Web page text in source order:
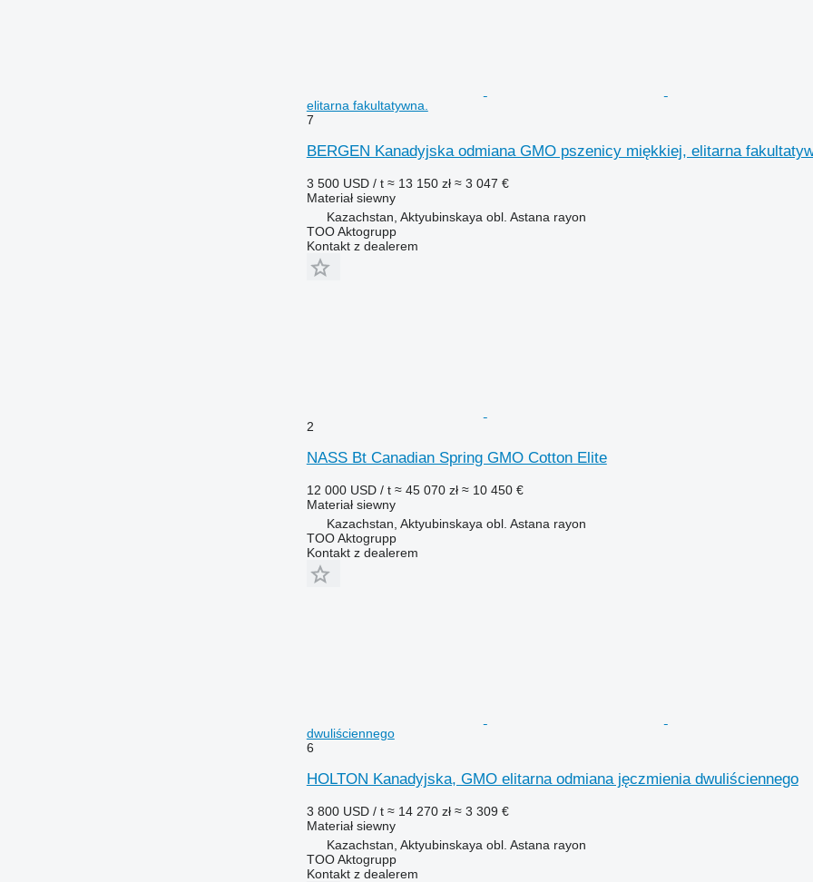
elitarna fakultatywna.
7
BERGEN Kanadyjska odmiana GMO pszenicy miękkiej, elitarna
3 500 USD / t ≈ 13 150 zł ≈ 3 047 €
Materiał siewny
Kazachstan, Aktyubinskaya obl. Astana rayon
TOO Aktogrupp
Kontakt z dealerem
2
NASS Bt Canadian Spring GMO Cotton Elite
12 000 USD / t ≈ 45 070 zł ≈ 10 450 €
Materiał siewny
Kazachstan, Aktyubinskaya obl. Astana rayon
TOO Aktogrupp
Kontakt z dealerem
dwuliściennego
6
HOLTON Kanadyjska, GMO elitarna odmiana jęczmienia dwuliściennego
3 800 USD / t ≈ 14 270 zł ≈ 3 309 €
Materiał siewny
Kazachstan, Aktyubinskaya obl. Astana rayon
TOO Aktogrupp
Kontakt z dealerem